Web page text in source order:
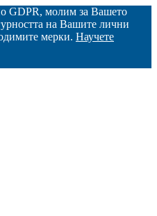
GDPR, молим за Вашето
на Вашите лични
мерки. Научете